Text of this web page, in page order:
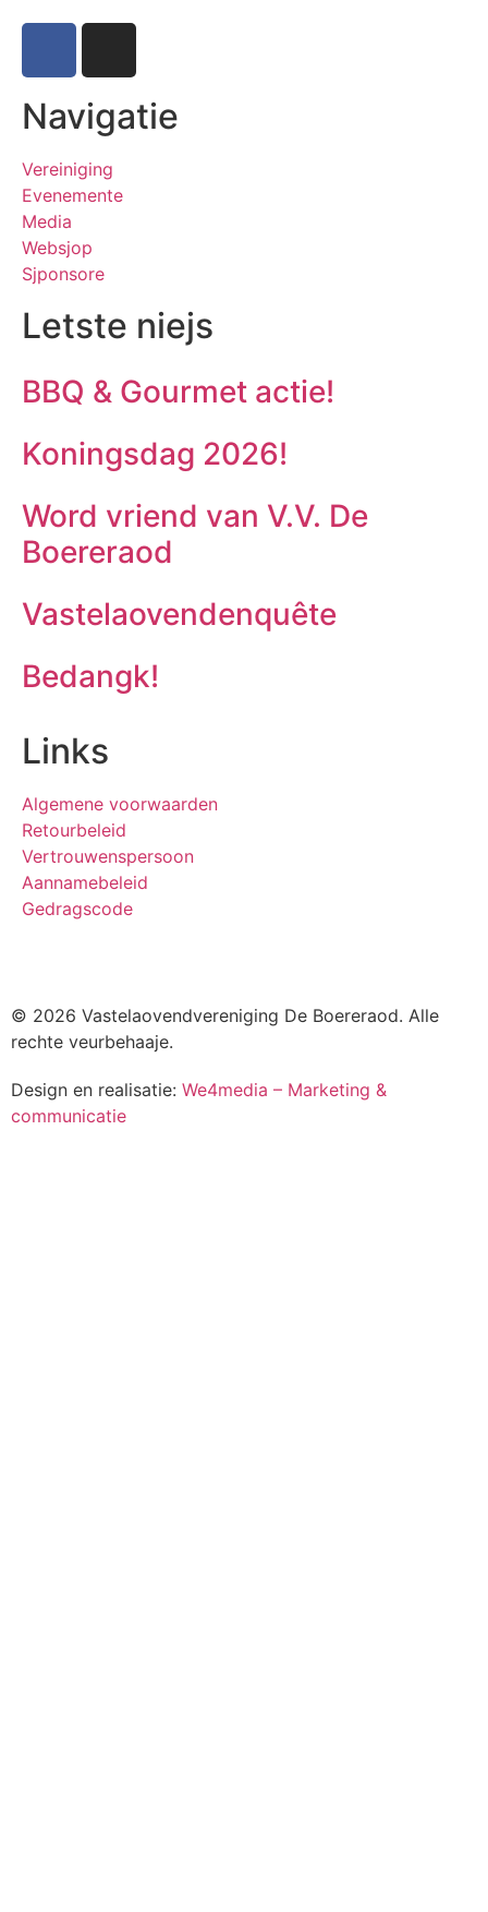
Navigatie
Vereiniging
Evenemente
Media
Websjop
Sjponsore
Letste niejs
BBQ & Gourmet actie!
Koningsdag 2026!
Word vriend van V.V. De
Boereraod
Vastelaovendenquête
Bedangk!
Links
Algemene voorwaarden
Retourbeleid
Vertrouwenspersoon
Aannamebeleid
Gedragscode
© 2026 Vastelaovendvereniging De Boereraod. Alle
rechte veurbehaaje.
Design en realisatie: We4media – Marketing &
communicatie